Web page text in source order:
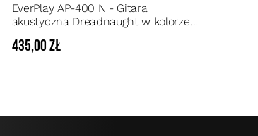
EverPlay AP-400 N - Gitara
akustyczna Dreadnaught w kolorze
połysk
435,00 zł